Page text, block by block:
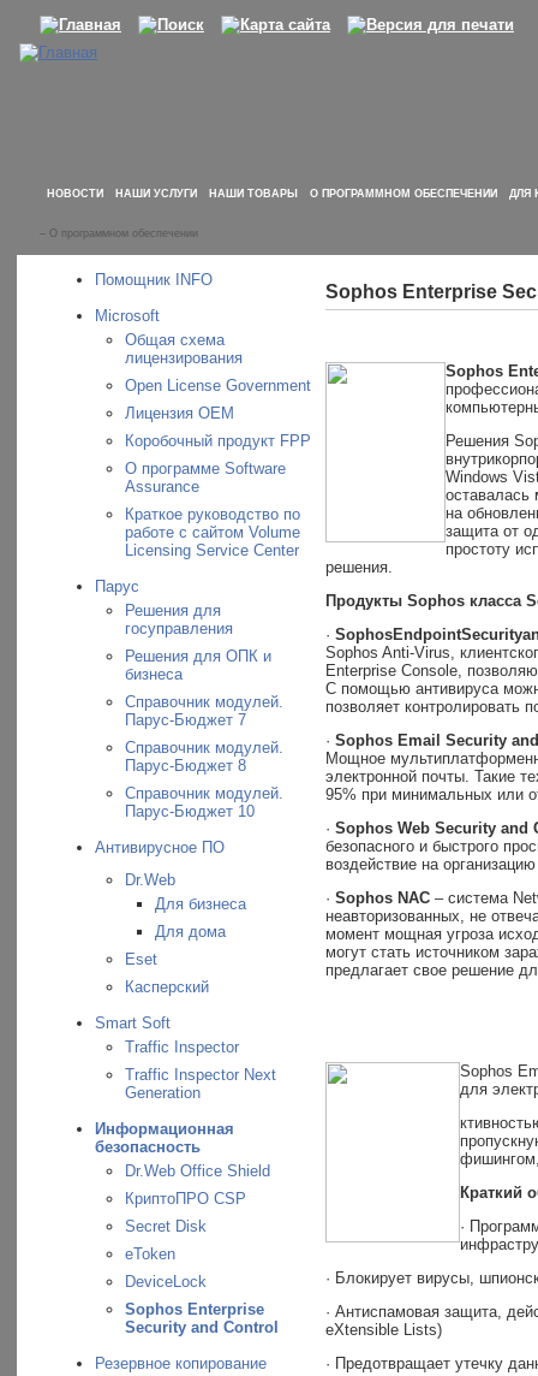
НОВОСТИ НАШИ УСЛУГИ НАШИ ТОВАРЫ О ПРОГРАММНОМ ОБЕСПЕЧЕНИИ ДЛЯ
– О программном обеспечении
Помощник INFO
Microsoft
Общая схема
лицензирования
Open License Government
Лицензия OEM
Коробочный продукт FPP
О программе Software
Assurance
Краткое руководство по
работе с сайтом Volume
Licensing Service Center
Парус
Решения для
госуправления
Решения для ОПК и
бизнеса
Справочник модулей.
Парус-Бюджет 7
Справочник модулей.
Парус-Бюджет 8
Справочник модулей.
Парус-Бюджет 10
Антивирусное ПО
Dr.Web
Для бизнеса
Для дома
Eset
Касперский
Smart Soft
Traffic Inspector
Traffic Inspector Next
Generation
Информационная
безопасность
Dr.Web Office Shield
КриптоПРО CSP
Secret Disk
eToken
DeviceLock
Sophos Enterprise
Security and Control
Резервное копирование
Sophos Enterprise
Sophos
Решения
Windows
оставалась
на
защита от
простоту
решения.
Продукты Sophos класса
· SophosEndpointSecurity
Sophos Anti-Virus,
Enterprise Console,
C помощью антивируса
позволяет контролировать
· Sophos Email Security
Мощное
электронной почты. Такие
95% при минимальных или
· Sophos Web Security and
безопасного и быстрого
воздействие на
· Sophos NAC – система
неавторизованных, не
момент мощная угроза
могут стать источником
предлагает свое решение
Sophos
для
Краткий
·
· Блокирует вирусы,
· Антиспамовая защита,
eXtensible Lists)
· Предотвращает утечку